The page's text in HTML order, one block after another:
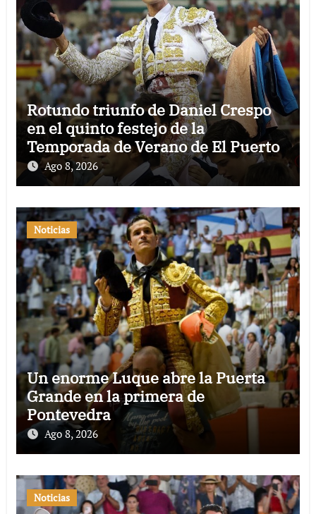
Rotundo triunfo de Daniel Crespo
en el quinto festejo de la
Temporada de Verano de El Puerto
Ago 8, 2026
Noticias
Un enorme Luque abre la Puerta
Grande en la primera de
Pontevedra
Ago 8, 2026
Noticias